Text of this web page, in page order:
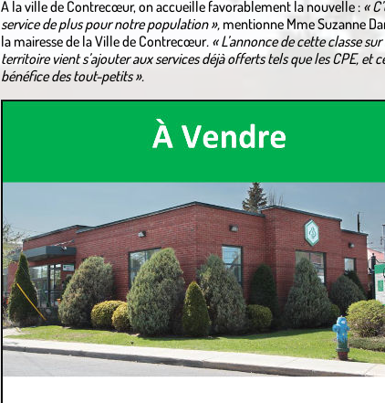
À la ville de Contrecœur, on accueille favorablement la nouvelle : «
service de plus pour notre population », mentionne Mme Suzanne
la mairesse de la Ville de Contrecœur. « L’annonce de cette classe
territoire vient s’ajouter aux services déjà offerts tels que les CPE, et
bénéfice des tout-petits ».